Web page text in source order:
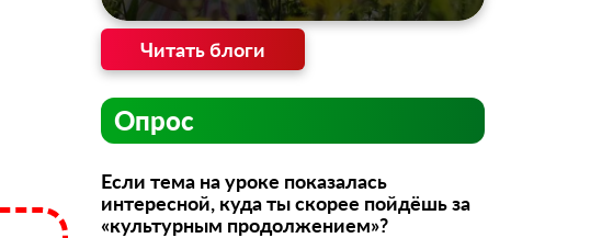
Читать блоги
Опрос
Если тема на уроке показалась
интересной, куда ты скорее пойдёшь за
«культурным продолжением»?